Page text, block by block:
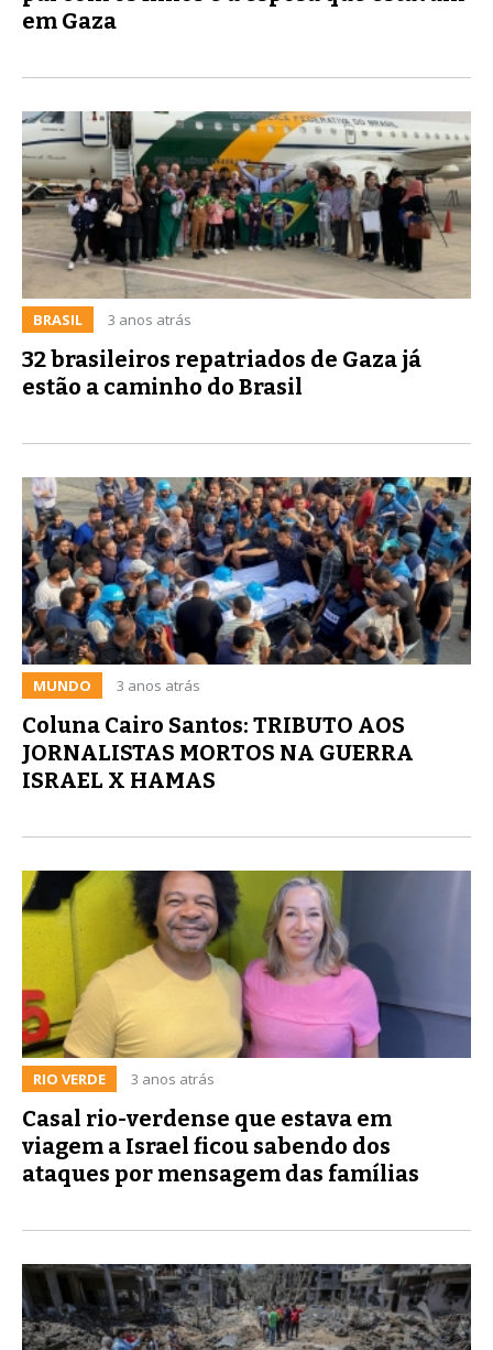
em Gaza
BRASIL 3 anos atrás
32 brasileiros repatriados de Gaza já
estão a caminho do Brasil
MUNDO 3 anos atrás
Coluna Cairo Santos: TRIBUTO AOS
JORNALISTAS MORTOS NA GUERRA
ISRAEL X HAMAS
RIO VERDE 3 anos atrás
Casal rio-verdense que estava em
viagem a Israel ficou sabendo dos
ataques por mensagem das famílias